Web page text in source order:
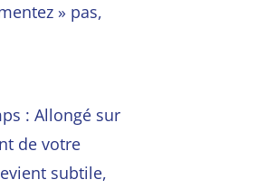
» pas,
: Allongé sur
de votre
subtile,